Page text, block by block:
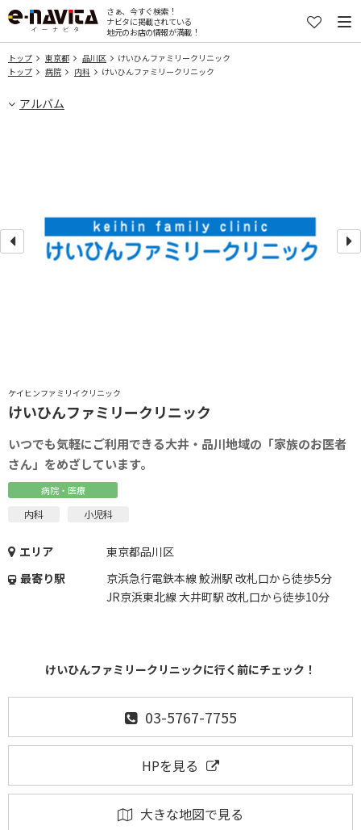
さぁ、今すぐ検索！
ナビタに掲載されている
地元のお店の情報が満載！
トップ 東京都 品川区
けいひんファミリークリニック
トップ
病院 内科 けいひんファミリークリニック
アルバム
ケイヒンファミリイクリニック
けいひんファミリークリニック
いつでも気軽にご利用できる大井・品川地域の「家族のお医者
さん」をめざしています。
病院・医療
内科 小児科
エリア
東京都品川区
最寄り駅
京浜急行電鉄本線 鮫洲駅 改札口から徒歩5分
JR京浜東北線 大井町駅 改札口から徒歩10分
けいひんファミリークリニックに行く前にチェック！
03-5767-7755
HPを見る
大きな地図で見る